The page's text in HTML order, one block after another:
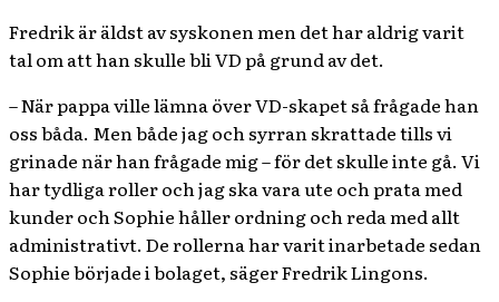
Fredrik är äldst av syskonen men det har aldrig varit
tal om att han skulle bli VD på grund av det.
– När pappa ville lämna över VD-skapet så frågade han
oss båda. Men både jag och syrran skrattade tills vi
grinade när han frågade mig – för det skulle inte gå. Vi
har tydliga roller och jag ska vara ute och prata med
kunder och Sophie håller ordning och reda med allt
administrativt. De rollerna har varit inarbetade sedan
Sophie började i bolaget, säger Fredrik Lingons.